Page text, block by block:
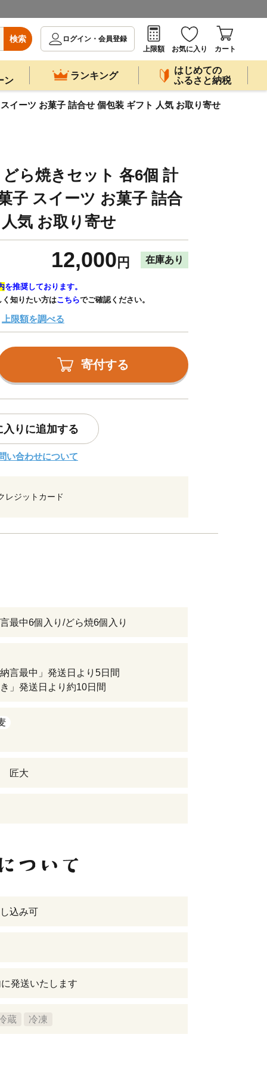
検索
ログイン・会員登録
上限額
お気に入り カート
ン ランキング
はじめての
ふるさと納税
イーツ お菓子 詰合せ 個包装 ギフト 人気 お取り寄せ
ら焼きセット 各6個 計
子 スイーツ お菓子 詰合
気 お取り寄せ
12,000 円 在庫あり
を推奨しております。
知りたい方はこちらでご確認ください。
上限額を調べる
寄付する
入りに追加する
い合わせについて
レジットカード
最中6個入り/どら焼6個入り
言最中」発送日より5日間
」発送日より約10日間
匠大
込み可
発送いたします
蔵 冷凍